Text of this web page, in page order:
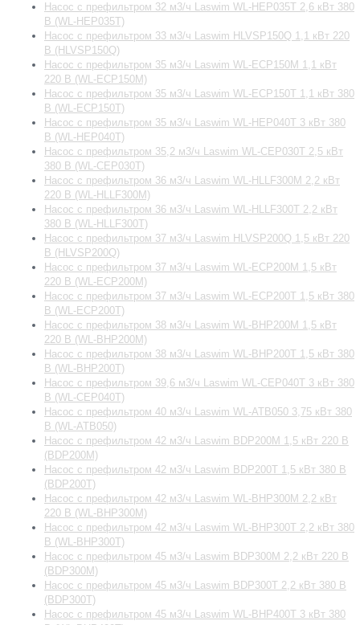
Насос с префильтром 32 м3/ч Laswim WL-HEP035T 2,6 кВт 380
В (WL-HEP035T)
Насос с префильтром 33 м3/ч Laswim HLVSP150Q 1,1 кВт 220
В (HLVSP150Q)
Насос с префильтром 35 м3/ч Laswim WL-ECP150M 1,1 кВт
220 В (WL-ECP150M)
Насос с префильтром 35 м3/ч Laswim WL-ECP150T 1,1 кВт 380
В (WL-ECP150T)
Насос с префильтром 35 м3/ч Laswim WL-HEP040T 3 кВт 380
В (WL-HEP040T)
Насос с префильтром 35,2 м3/ч Laswim WL-CEP030T 2,5 кВт
380 В (WL-CEP030T)
Насос с префильтром 36 м3/ч Laswim WL-HLLF300M 2,2 кВт
220 В (WL-HLLF300M)
Насос с префильтром 36 м3/ч Laswim WL-HLLF300T 2,2 кВт
380 В (WL-HLLF300T)
Насос с префильтром 37 м3/ч Laswim HLVSP200Q 1,5 кВт 220
В (HLVSP200Q)
Насос с префильтром 37 м3/ч Laswim WL-ECP200M 1,5 кВт
220 В (WL-ECP200M)
Насос с префильтром 37 м3/ч Laswim WL-ECP200T 1,5 кВт 380
В (WL-ECP200T)
Насос с префильтром 38 м3/ч Laswim WL-BHP200M 1,5 кВт
220 В (WL-BHP200M)
Насос с префильтром 38 м3/ч Laswim WL-BHP200T 1,5 кВт 380
В (WL-BHP200T)
Насос с префильтром 39,6 м3/ч Laswim WL-CEP040T 3 кВт 380
В (WL-CEP040T)
Насос с префильтром 40 м3/ч Laswim WL-ATB050 3,75 кВт 380
В (WL-ATB050)
Насос с префильтром 42 м3/ч Laswim BDP200M 1,5 кВт 220 В
(BDP200M)
Насос с префильтром 42 м3/ч Laswim BDP200T 1,5 кВт 380 В
(BDP200T)
Насос с префильтром 42 м3/ч Laswim WL-BHP300M 2,2 кВт
220 В (WL-BHP300M)
Насос с префильтром 42 м3/ч Laswim WL-BHP300T 2,2 кВт 380
В (WL-BHP300T)
Насос с префильтром 45 м3/ч Laswim BDP300M 2,2 кВт 220 В
(BDP300M)
Насос с префильтром 45 м3/ч Laswim BDP300T 2,2 кВт 380 В
(BDP300T)
Насос с префильтром 45 м3/ч Laswim WL-BHP400T 3 кВт 380